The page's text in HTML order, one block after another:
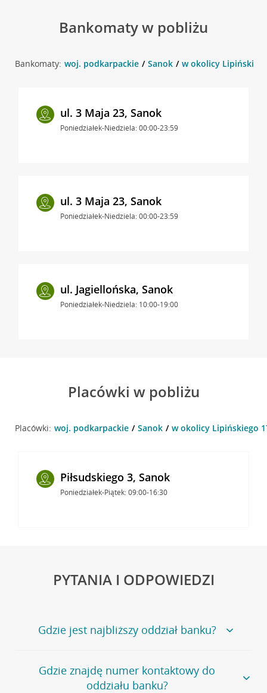
Bankomaty w pobliżu
Bankomaty: woj. podkarpackie Sanok w okolicy
ul. 3 Maja 23, Sanok
Poniedziałek-Niedziela: 00:00-23:59
ul. 3 Maja 23, Sanok
Poniedziałek-Niedziela: 00:00-23:59
ul. Jagiellońska, Sanok
Poniedziałek-Niedziela: 10:00-19:00
Placówki w pobliżu
Placówki: woj. podkarpackie Sanok w okolicy Lipińskiego
Piłsudskiego 3, Sanok
Poniedziałek-Piątek: 09:00-16:30
PYTANIA I ODPOWIEDZI
Gdzie jest najbliższy oddział banku?
Jeśli szukasz oddziału naszego banku, zapraszamy na
stronęPlacówki i bankomaty, na której znajduje się
wygodna wyszukiwarka.
Gdzie znajdę numer kontaktowy do
oddziału banku?